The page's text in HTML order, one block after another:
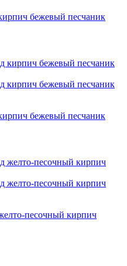
бежевый песчаник
бежевый песчаник
песочный кирпич